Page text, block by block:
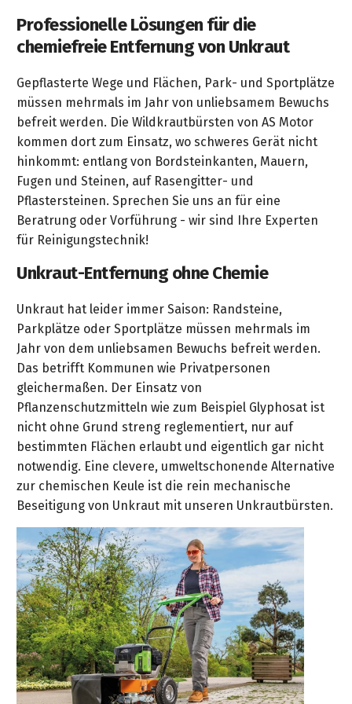
STIGA
Akku-
Aktion
Metabo
Specials
STIGA
Gartenbroschüre
Honda
Miimo-
Aktion
LUTZ
Betriebseinrichtung
2026
Honda
Aktionsmodelle
Husqvarna
Construction
KÄRCHER
Hochdruckreiniger
Comfort
Weber
Neuheiten-
Prospekt
METABO
Tracker
Grill-
Prospekt
STIHL
Mähroboter
Marken
Videos
Kombi-
Systeme
Gras-
und
Heckenscheren
Wassertechnik
Sortiment
Unsere
Marken
Ansprechpartner
Videos
Kataloge
&
Prospekte
Automower-
Experten
Videos
&
Werbespot
Kataloge
&
Prospekte
FAQ
Häufige
MS
462
HUSQVARNA
572
XP
Motorsägen
Brennholzbearbeitung
Profi-
Ketten/Schienen
Betriebsstoffe
Forstkleidung
/
Schnittschutz
Fanartikel
Unsere
Marken
Ansprechpartner
Videos
Kataloge
KÄRCHER
Geräte
Sortiment
Unsere
Marken
Ansprechpartner
Videos
Kataloge
&
Gas-
Weber
Elektro-
Grills
Weber
Pellet-
Grill
Weber
Zubehör
Saucen
&
Gewürze
FAQ
/
Häufige
Fragen
Kataloge
&
Prospekte
Videos
Termine
Ansprechpartner
Kundenkarte
"Grill
Club"
Edelstahl-
Streckmetall-
Möbel
Holz-
&
Teak-
Möbel
Möbel
Auflagen
/
Kissen
Sonnenliegen
/
Relaxsessel
Strandkörbe
Sonnenschirme
Biohort
Deko-
Artikel
Sortiment
Unsere
Marken
E-
&
Pedelecs
Fahrräder
Kinderräder
Spielgeräte
Go-
Karts
Trampoline
Motorroller
Fahrrad-
Zubehör
Fahrrad-
Bekleidung
Sicherheit
Service
Sortiment
Unsere
Marken
Ansprechpartner
Kataloge
Spielgeräte
GoKarts
Werkzeug
&
Maschinen
Sortiment
Aktionen
Messtechnik
Stationäre
Maschinen
Benzin-
Trennschleifer
Drucklufttechnik
Schweißtechnik
Technische
Gase
Verbrauchsmaterial
Werkstatteinrichtung
Arbeitsschutz
Berufsbekleidung
&
Workwear
Pkw-
Anhänger
Inspektion
Zweirad
Reparaturannahme
Garantieabwicklung
Technische
Fachberatung
Kundenkarte
Geschenkgutschein
Finanzkauf
Lieferservice
Bestell-
&
Abholservice
Hol-
&
Bringdienst
Unser
Liefergebiet
Service-
Leistungen
Sonderbestellung
Geschenkverpackung
Bestickungen
Lose
Eisenwaren
Wasserschlauch
meterweise
Schlüsseldienst
Stahl-
Zuschnitte
Batterierücknahme
Waschanlage
Nienburg
Garbsen
KÄRCHER
Center
in
Garbsen
Ihr
Weg
uns
deterding
+
gräpel
Reinigungstechnik
deterding
+
gräpel
Anlagenbau
...
im
Verkauf
...
in
der
Zweirad-
Technik
...
in
der
Werkstatt
...
in
der
Schlosserei
...
in
der
Logistik
...
in
der
Verwaltung
Geschäftsführung
1a
Fachhändler
Partner
Kontaktformular
Newsletter
Newsletter-
Archiv
Sitemap
Impressum
/
AGB
AGB
Widerrufsbelehrung
Datenschutz-
Erklärung
Professionelle Lösungen für die
chemiefreie Entfernung von Unkraut
Gepflasterte Wege und Flächen, Park- und Sportplätze
müssen mehrmals im Jahr von unliebsamem Bewuchs
befreit werden. Die Wildkrautbürsten von AS Motor
kommen dort zum Einsatz, wo schweres Gerät nicht
hinkommt: entlang von Bordsteinkanten, Mauern,
Fugen und Steinen, auf Rasengitter- und
Pflastersteinen. Sprechen Sie uns an für eine
Beratrung oder Vorführung - wir sind Ihre Experten
für Reinigungstechnik!
Unkraut-Entfernung ohne Chemie
Unkraut hat leider immer Saison: Randsteine,
Parkplätze oder Sportplätze müssen mehrmals im
Jahr von dem unliebsamen Bewuchs befreit werden.
Das betrifft Kommunen wie Privatpersonen
gleichermaßen. Der Einsatz von
Pflanzenschutzmitteln wie zum Beispiel Glyphosat ist
nicht ohne Grund streng reglementiert, nur auf
bestimmten Flächen erlaubt und eigentlich gar nicht
notwendig. Eine clevere, umweltschonende Alternative
zur chemischen Keule ist die rein mechanische
Beseitigung von Unkraut mit unseren Unkrautbürsten.